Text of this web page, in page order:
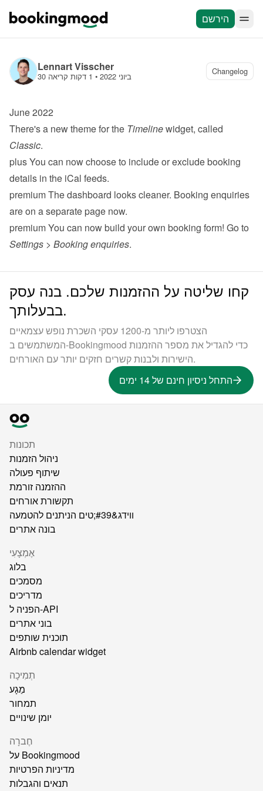
הירשם
Lennart Visscher
30 ביוני 2022 • 1 דקות קריאה Changelog
June 2022
There's a new theme for the Timeline
Classic.
plus You can now choose to include or exclude booking
details in the iCal feeds.
premium The dashboard looks cleaner. Booking enquiries
are on a separate page now.
premium You can now build your own booking form
Settings > Booking enquiries.
קחו שליטה על ההזמנות שלכם. בנה עסק
בבעלותך.
הצטרפו ליותר מ-1200 עסקי השכרת נופש עצמאיים
המשתמשים ב-Bookingmood כדי להגדיל את מספר ההזמנות
הישירות ולבנות קשרים חזקים יותר עם האורחים.
התחל ניסיון חינם של 14 ימים
תכונות
ניהול הזמנות
שיתוף פעולה
ההזמנה זורמת
תקשורת אורחים
ווידג&#39;טים הניתנים להטמעה
בונה אתרים
אֶמְצָעִי
בלוג
מסמכים
מדריכים
הפניה ל-API
בוני אתרים
תוכנית שותפים
Airbnb calendar widget
תְמִיכָה
מַגָע
תמחור
יומן שינויים
חֶברָה
על Bookingmood
מדיניות הפרטיות
תנאים והגבלות